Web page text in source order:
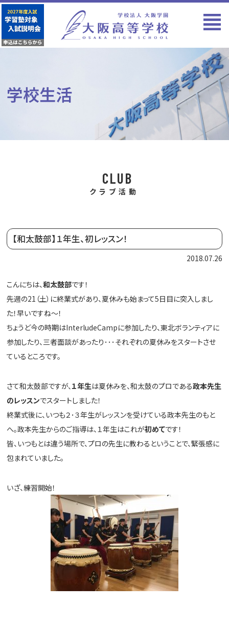
学校生活
CLUB
クラブ活動
【和太鼓部】１年生、初レッスン！
2018.07.26
こんにちは、和太鼓部です！
先週の21（土）に終業式があり、夏休みも始まって5日目に突入しまし
た！早いですね～！
ちょうど今の時期はInterludeCampに参加したり、東北ボランティアに
参加したり、三者面談があったり･･･それぞれの夏休みをスタートさせ
ているところです。
さて和太鼓部ですが、 １年生は夏休みを、和太鼓のプロである政本先生
のレッスンでスタートしました！
終業式後に、いつも２･３年生がレッスンを受けている政本先生のもと
へ。政本先生からのご指導は、１年生はこれが初めてです！
皆、いつもとは違う場所で、プロの先生に教わるということで、緊張感に
包まれていました。
いざ、練習開始！